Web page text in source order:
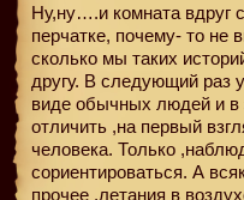
Ну,ну….и комната вдруг
перчатке, почему- то не
сколько мы таких
другу. В следующий раз
виде обычных людей и в
отличить ,на первый
человека. Только
сориентироваться. А
прочее ,летания в